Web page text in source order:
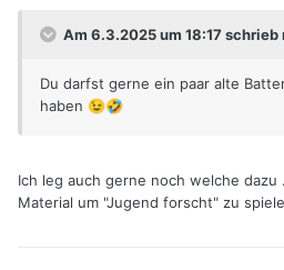
Am 6.3.2025 um 18:17
Du darfst gerne ein paar alte
haben 😉🤣
Ich leg auch gerne noch welche
Material um "Jugend forscht" zu